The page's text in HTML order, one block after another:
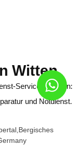
Witten
Service in Witten:
und Notdienst.